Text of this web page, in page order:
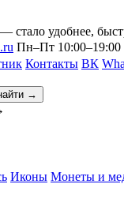
удобнее,
Пн–Пт 10:00–19:00
Контакты ВК
→
Иконы Монеты и